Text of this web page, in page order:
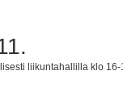
liikuntahallilla klo